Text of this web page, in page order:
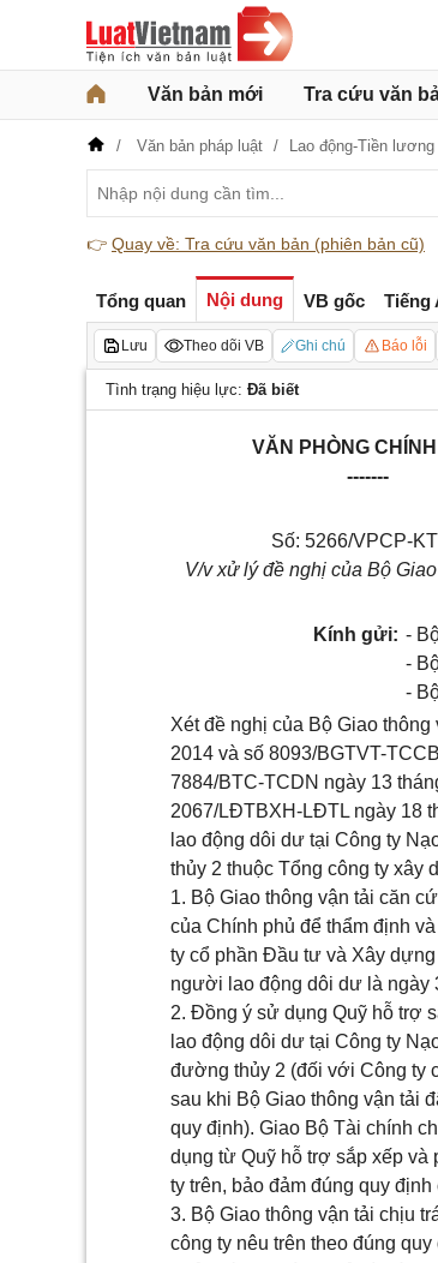
Văn bản mới Tra cứu văn
Văn bản pháp luật Lao động-Tiền lương
👉 Quay về: Tra cứu văn bản (phiên bản cũ)
Tổng quan Nội dung VB gốc Tiếng
Lưu Theo dõi VB Ghi chú Báo lỗi
Tình trạng hiệu lực: Đã biết
VĂN PHÒNG
-------
Số: 5266/VPCP-
V/v xử lý đề nghị của Bộ
Kính gửi: -
-
-
Xét đề nghị của Bộ Giao
2014 và số 8093/BGTVT-
7884/BTC-TCDN ngày 13
2067/LĐTBXH-LĐTL ngày 18
lao động dôi dư tại Công ty
thủy 2 thuộc Tổng công ty xây
1. Bộ Giao thông vận tải căn
của Chính phủ để thẩm định
ty cổ phần Đầu tư và Xây
người lao động dôi dư là ngày
2. Đồng ý sử dụng Quỹ hỗ trợ
lao động dôi dư tại Công ty
đường thủy 2 (đối với Công ty
sau khi Bộ Giao thông vận tải
quy định). Giao Bộ Tài chính
dụng từ Quỹ hỗ trợ sắp xếp và
ty trên, bảo đảm đúng quy định
3. Bộ Giao thông vận tải chịu
công ty nêu trên theo đúng